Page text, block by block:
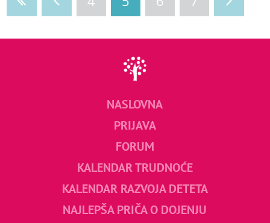
NASLOVNA
PRIJAVA
FORUM
KALENDAR TRUDNOĆE
KALENDAR RAZVOJA DETETA
NAJLEPŠA PRIČA O DOJENJU